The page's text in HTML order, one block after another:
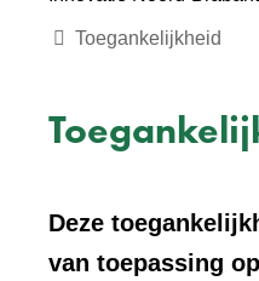
Toegankelijkheid
Deze
van toepassing